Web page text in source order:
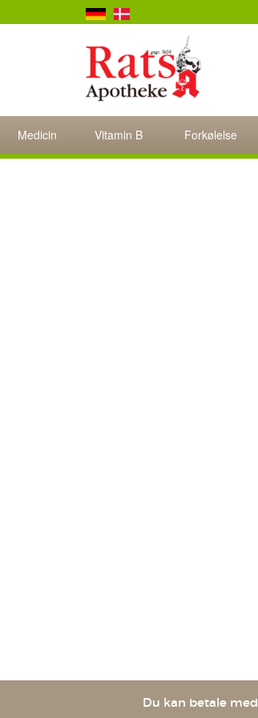
Medicin Vitamin B Forkølelse
Du kan betale med